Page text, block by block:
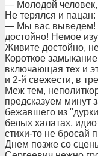
— Молодой человек,
Не терялся и
— Мы вас выведем!
достойно! Немое
Живите достойно,
Короткое
включающая тех и
и 2-й свежести, в
Меж тем,
предсказуем минут
бежавшего из
белых халатах,
стихи-то не бросай
Днем позже со